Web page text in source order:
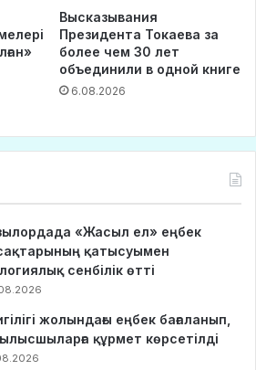
Высказывания
Президента Токаева за
более чем 30 лет
объединили в одной книге
6.08.2026
«Жасыл ел» еңбек
қатысуымен
сенбілік өтті
жолындағы еңбек бағаланып,
құрмет көрсетілді